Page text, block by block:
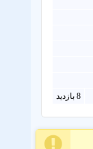
8 بازدید